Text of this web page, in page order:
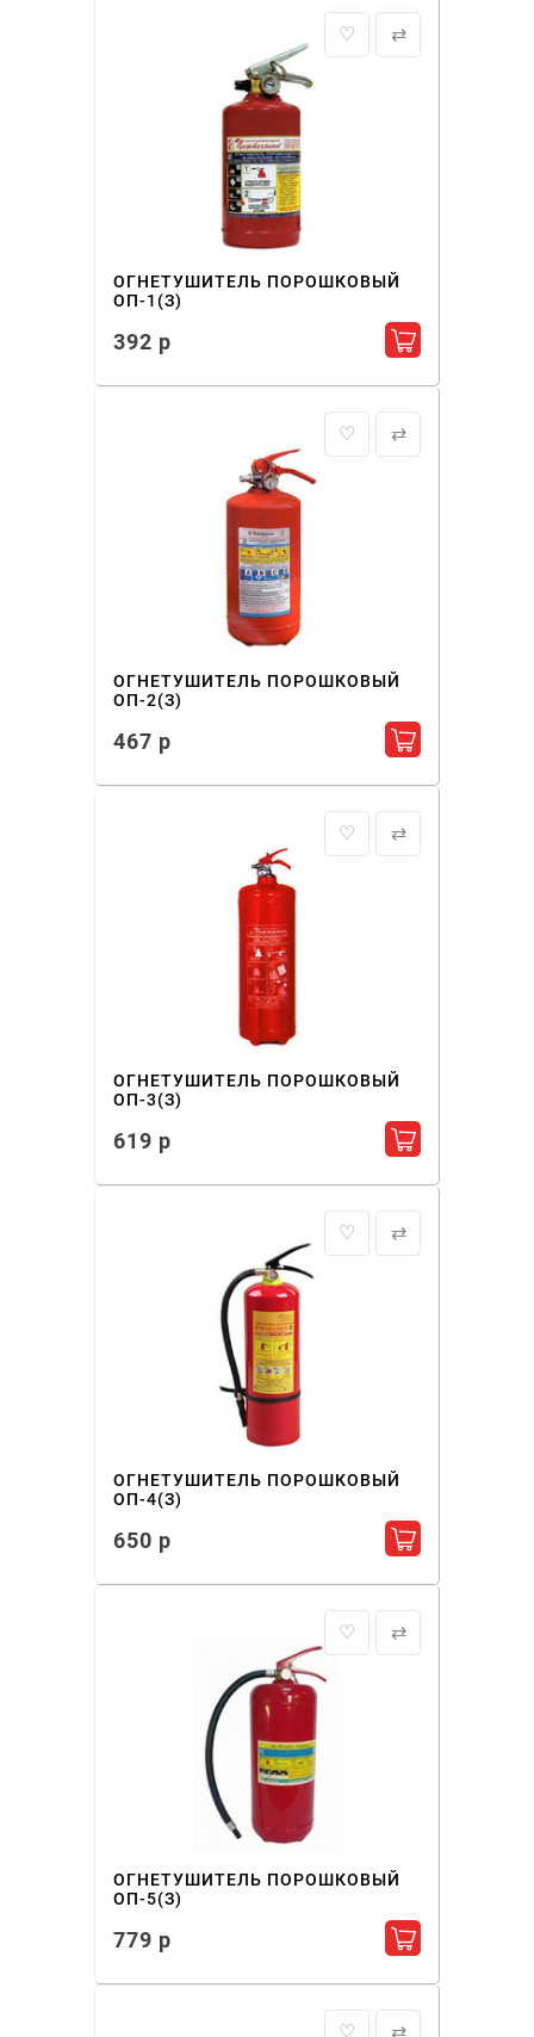
♡ ⇄
ОГНЕТУШИТЕЛЬ ПОРОШКОВЫЙ
ОП-1(З)
392 р Добавить в
♡ ⇄
ОГНЕТУШИТЕЛЬ ПОРОШКОВЫЙ
ОП-2(З)
467 р Добавить в
♡ ⇄
ОГНЕТУШИТЕЛЬ ПОРОШКОВЫЙ
ОП-3(З)
619 р Добавить в
♡ ⇄
ОГНЕТУШИТЕЛЬ ПОРОШКОВЫЙ
ОП-4(З)
650 р Добавить в
♡ ⇄
ОГНЕТУШИТЕЛЬ ПОРОШКОВЫЙ
ОП-5(З)
779 р Добавить в
♡ ⇄